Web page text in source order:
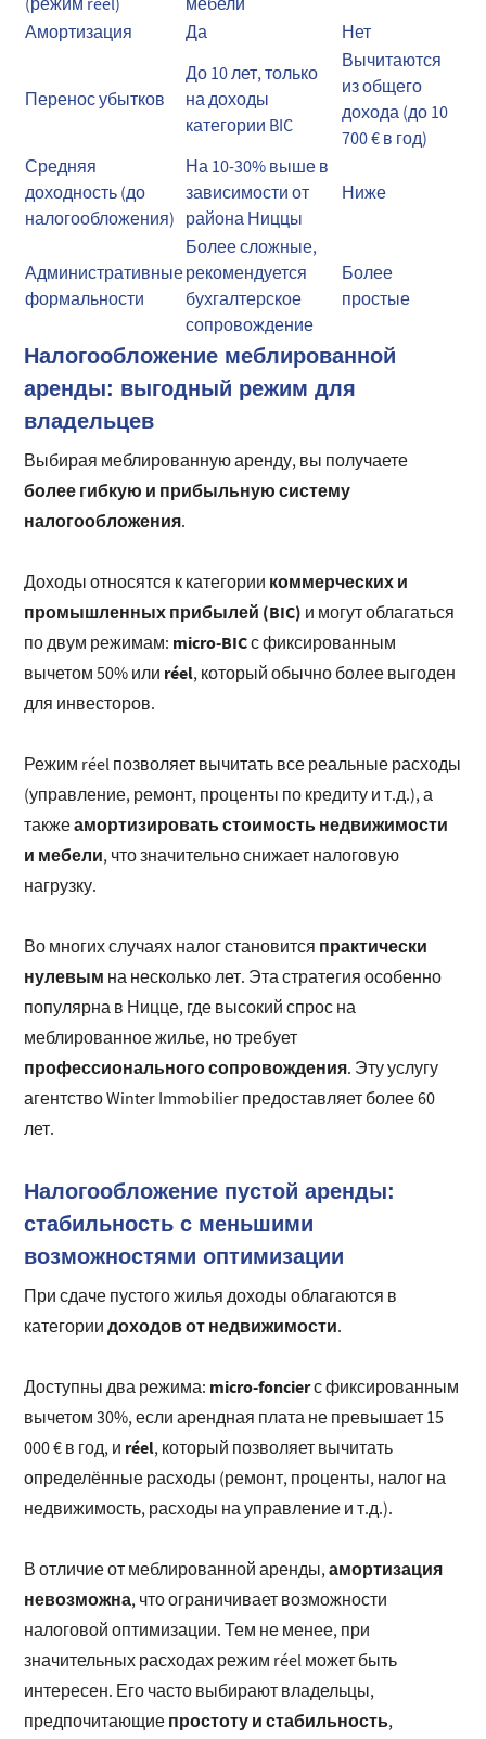
Амортизация
Да Нет
Перенос убытков
До 10 лет, только
на доходы
категории BIC
Вычитаются
из общего
дохода (до 10
700 € в год)
Средняя
доходность (до
налогообложения)
На 10-30% выше в
зависимости от
района Ниццы
Ниже
Административные
формальности
Более сложные,
рекомендуется
бухгалтерское
сопровождение
Более
простые
Налогообложение меблированной
аренды: выгодный режим для
владельцев
Выбирая меблированную аренду, вы получаете
более гибкую и прибыльную систему
налогообложения.
Доходы относятся к категории коммерческих и
промышленных прибылей (BIC) и могут облагаться
по двум режимам: micro-BICс фиксированным
вычетом 50% или réel, который обычно более выгоден
для инвесторов.
Режим réel позволяет вычитать все реальные расходы
(управление, ремонт, проценты по кредиту и т.д.), а
такжеамортизировать стоимость недвижимости
и мебели, что значительно снижает налоговую
нагрузку.
Во многих случаях налог становится практически
нулевым на несколько лет. Эта стратегия особенно
популярна в Ницце, где высокий спрос на
меблированное жилье, но требует
профессионального сопровождения. Эту услугу
агентство Winter Immobilier предоставляет более 60
лет.
Налогообложение пустой аренды:
стабильность с меньшими
возможностями оптимизации
При сдаче пустого жилья доходы облагаются в
категориидоходов от недвижимости.
Доступны два режима: micro-foncierс фиксированным
вычетом 30%, если арендная плата не превышает 15
000 € в год, и réel, который позволяет вычитать
определённые расходы (ремонт, проценты, налог на
недвижимость, расходы на управление и т.д.).
В отличие от меблированной аренды,амортизация
невозможна, что ограничивает возможности
налоговой оптимизации. Тем не менее, при
значительных расходах режим réel может быть
интересен. Его часто выбирают владельцы,
предпочитающие простоту и стабильность,